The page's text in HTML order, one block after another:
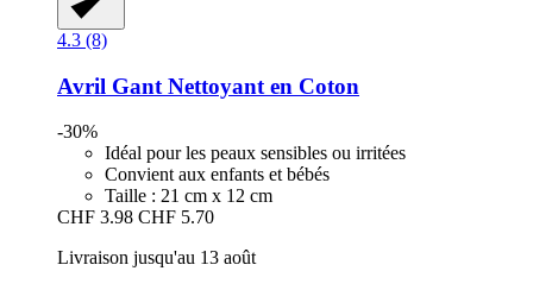
4.3 (8)
Avril Gant Nettoyant en Coton
-30%
Idéal pour les peaux sensibles ou irritées
Convient aux enfants et bébés
Taille : 21 cm x 12 cm
CHF 3.98 CHF 5.70
Livraison jusqu'au 13 août